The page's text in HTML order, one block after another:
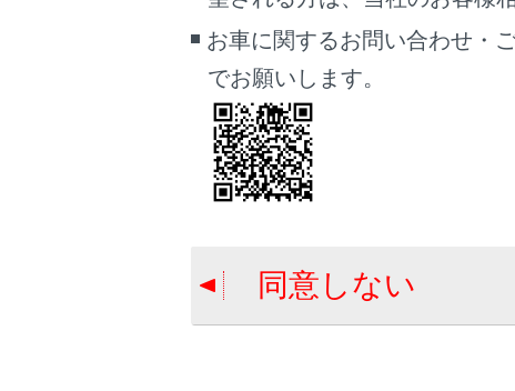
画面表示設定
個人情報の取扱いについて
サイト利用について
合わせて見ら
お車に関するお問い合わせ・
でお願いします。
同意しない